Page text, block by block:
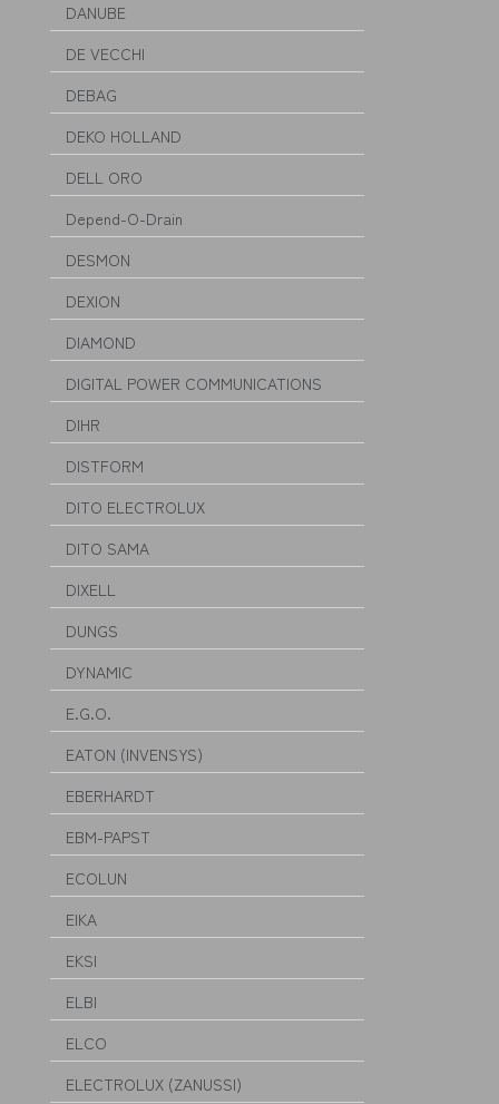
DANUBE
DE VECCHI
DEBAG
DEKO HOLLAND
DELL ORO
Depend-O-Drain
DESMON
DEXION
DIAMOND
DIGITAL POWER COMMUNICATIONS
DIHR
DISTFORM
DITO ELECTROLUX
DITO SAMA
DIXELL
DUNGS
DYNAMIC
E.G.O.
EATON (INVENSYS)
EBERHARDT
EBM-PAPST
ECOLUN
EIKA
EKSI
ELBI
ELCO
ELECTROLUX (ZANUSSI)